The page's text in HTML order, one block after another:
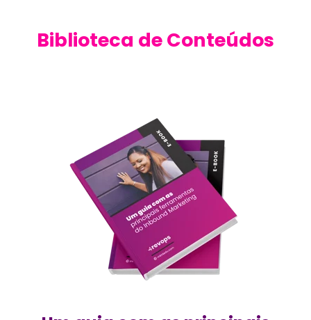
Biblioteca de Conteúdos